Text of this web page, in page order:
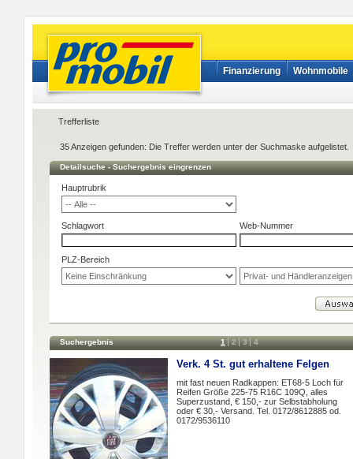
Finanzierung Wohnmobile
Trefferliste
35 Anzeigen gefunden: Die Treffer werden unter der Suchmaske aufgelistet.
Detailsuche - Suchergebnis eingrenzen
Hauptrubrik
Schlagwort Web-Nummer
PLZ-Bereich
1 2 3 4
Suchergebnis
Verk. 4 St. gut erhaltene Felgen
mit fast neuen Radkappen: ET68-5 Loch für
Reifen Größe 225-75 R16C 109Q, alles
Superzustand, € 150,- zur Selbstabholung
oder € 30,- Versand. Tel. 0172/8612885 od.
0172/9536110